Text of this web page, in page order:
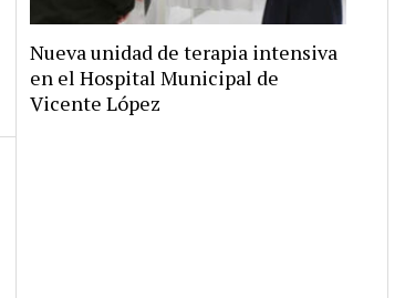
Nueva unidad de terapia intensiva
en el Hospital Municipal de
Vicente López